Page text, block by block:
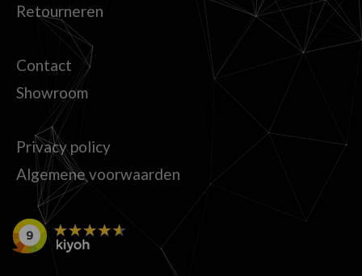
Retourneren
Contact
Showroom
Privacy policy
Algemene voorwaarden